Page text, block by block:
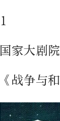
1
国家大剧
《战争与